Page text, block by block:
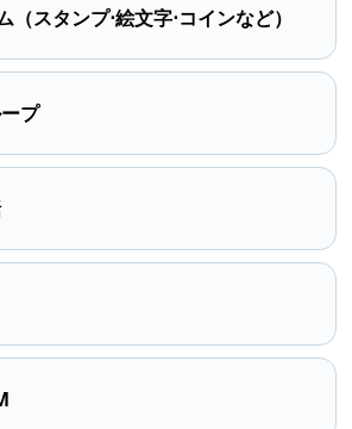
（スタンプ⋅絵文字⋅コインなど）
プ